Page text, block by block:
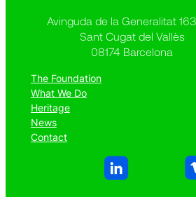
Avinguda de la Generalitat
Sant Cugat del Vallès
08174 Barcelona
The Foundation
What We Do
Heritage
News
Contact